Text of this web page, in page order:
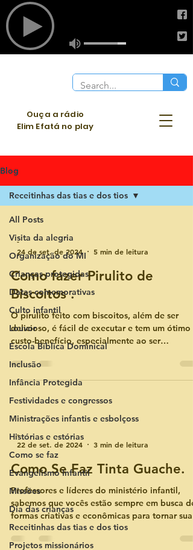
Ouça a rádio
Elim Efatá no play
Blog
All Posts
Visita da alegria
Organização do MI
Crianças protegidas
Datas comemorativas
Culto infantil
Louvor
Escola Bíblica Dominical
Inclusão
Infância Protegida
Festividades e congressos
Ministrações infantis e esbolçoss
Histórias e estórias
Como se faz
Evangelismo Infantil
Missões
Dia das crianças
Receitinhas das tias e dos tios
Projetos missionários
Receitinhas das tias e dos tios
-
24 de set. de 2024
5 min de leitura
Como fazer Pirulito de
Biscoitos .
O pirulito feito com biscoitos, além de ser
delicioso, é fácil de executar e tem um ótimo
custo-benefício, especialmente ao ser
-
22 de set. de 2024
3 min de leitura
Como Se Faz Tinta Guache.
Professores e líderes do ministério infantil,
sabemos que vocês estão sempre em busca de
formas criativas e econômicas para tornar suas
aula